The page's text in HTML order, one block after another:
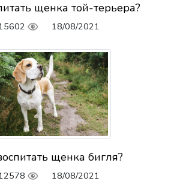
щенка той-терьера?
18/08/2021
щенка бигля?
18/08/2021